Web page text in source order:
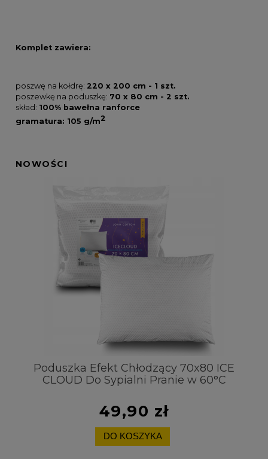
Komplet zawiera:
poszwę na kołdrę: 220 x 200 cm - 1 szt.
poszewkę na poduszkę: 70 x 80 cm - 2 szt.
skład: 100% bawełna ranforce
gramatura: 105 g/m2
NOWOŚCI
Poduszka Efekt Chłodzący 70x80 ICE
CLOUD Do Sypialni Pranie w 60°C
49,90 zł
DO KOSZYKA